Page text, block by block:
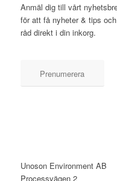
Anmäl dig till vårt
för att få nyheter & tips och
råd direkt i din inkorg.
Prenumerera
Unoson Environment AB
Processvägen 2